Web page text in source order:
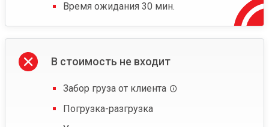
Время ожидания 30 мин.
В стоимость не входит
Забор груза от клиента
Погрузка-разгрузка